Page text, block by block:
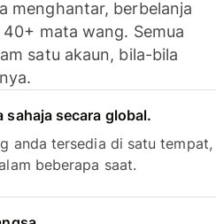
menghantar, berbelanja
mata wang. Semua
satu akaun, bila-bila
sahaja secara global.
anda tersedia di satu tempat,
beberapa saat.